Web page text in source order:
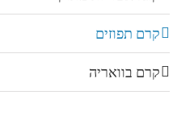
קרם תפוזים
קרם בוואריה